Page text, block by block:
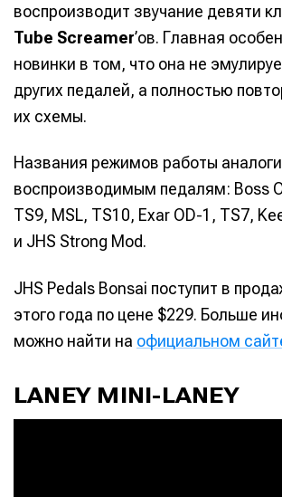
воспроизводит звучание девяти
Tube Screamer’ов. Главная
новинки в том, что она не
других педалей, а полностью
их схемы.
Названия режимов работы
воспроизводимым педалям: Boss
TS9, MSL, TS10, Exar OD-1, TS7,
и JHS Strong Mod.
JHS Pedals Bonsai поступит в
этого года по цене $229. Больше
можно найти на официальном
LANEY MINI-LANEY